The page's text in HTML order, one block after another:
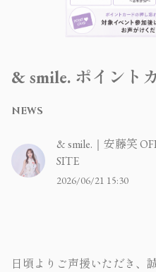
& smile. ポイント
NEWS
& smile.｜安藤笑
SITE
2026/06/21 15:30
日頃よりご声援いただき、